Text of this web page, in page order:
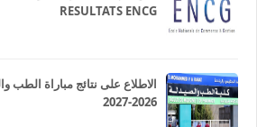
RESULTATS ENCG
الاطلاع على نتائج مباراة الطب
2026-2027